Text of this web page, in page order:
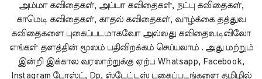
அம்மா கவிதைகள், அப்பா கவிதைகள், நட்பு கவிதைகள்,
காமெடி கவிதைகள், காதல் கவிதைகள், வாழ்க்கை தத்துவ
கவிதைகளை புகைப்படமாகவோ அல்லது கவிதைவடிவிலோ
எங்கள் தளத்தின் மூலம் பதிவிறக்கம் செய்யலாம் . அது மற்றும்
இன்றி இக்கால வரலாற்றுக்கு ஏற்ப Whatsapp, Facebook,
Instagram போஸ்ட், Dp, ஸ்டேட்டஸ் புகைப்படங்களை தமிழில்